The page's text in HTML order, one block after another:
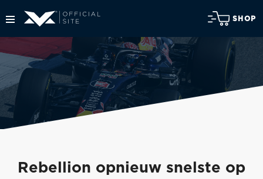
SHOP
Rebellion opnieuw snelste op